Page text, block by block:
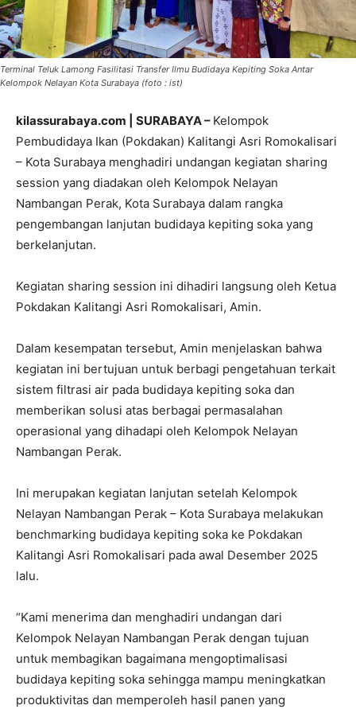
Terminal Teluk Lamong Fasilitasi Transfer Ilmu Budidaya Kepiting Soka Antar
Kelompok Nelayan Kota Surabaya (foto : ist)
kilassurabaya.com | SURABAYA – Kelompok
Pembudidaya Ikan (Pokdakan) Kalitangi Asri Romokalisari
– Kota Surabaya menghadiri undangan kegiatan sharing
session yang diadakan oleh Kelompok Nelayan
Nambangan Perak, Kota Surabaya dalam rangka
pengembangan lanjutan budidaya kepiting soka yang
berkelanjutan.
Kegiatan sharing session ini dihadiri langsung oleh Ketua
Pokdakan Kalitangi Asri Romokalisari, Amin.
Dalam kesempatan tersebut, Amin menjelaskan bahwa
kegiatan ini bertujuan untuk berbagi pengetahuan terkait
sistem filtrasi air pada budidaya kepiting soka dan
memberikan solusi atas berbagai permasalahan
operasional yang dihadapi oleh Kelompok Nelayan
Nambangan Perak.
Ini merupakan kegiatan lanjutan setelah Kelompok
Nelayan Nambangan Perak – Kota Surabaya melakukan
benchmarking budidaya kepiting soka ke Pokdakan
Kalitangi Asri Romokalisari pada awal Desember 2025
lalu.
“Kami menerima dan menghadiri undangan dari
Kelompok Nelayan Nambangan Perak dengan tujuan
untuk membagikan bagaimana mengoptimalisasi
budidaya kepiting soka sehingga mampu meningkatkan
produktivitas dan memperoleh hasil panen yang